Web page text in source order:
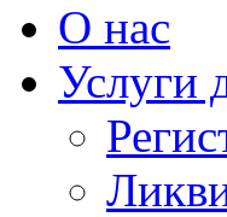
О нас
Услуги